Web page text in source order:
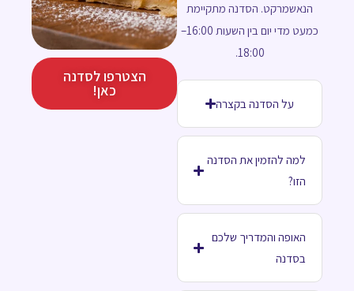
הצטרפו לסדנה
כאן!
הנאשמרקט. הסדנה מתקיימת
כמעט מדי יום בין השעות 16:00–
18:00.
על הסדנה בקצרה
למה להזמין את הסדנה
הזו?
האופה והמדריך שלכם
בסדנה